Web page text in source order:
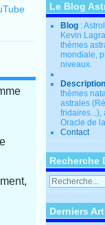
Le Blog
Blog :
Kevin
thèmes
mondiale,
niveaux.
Description
thèmes
astrales
fridaires...),
Oracle de
Contact
Recherche
Derniers